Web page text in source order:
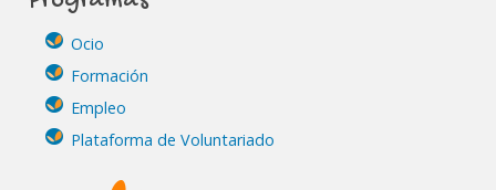
Ocio
Formación
Empleo
Plataforma de Voluntariado